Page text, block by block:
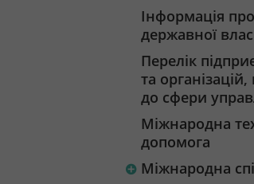
Інформація
державної
Перелік
та
до сфери
Міжнародна
допомога
Міжнародна